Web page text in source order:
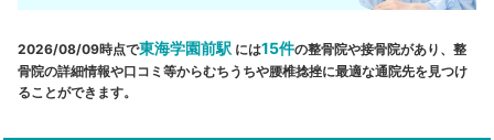
2026/08/09時点で東海学園前駅 には15件の整骨院や接骨院があり、整
骨院の詳細情報や口コミ等からむちうちや腰椎捻挫に最適な通院先を見つけ
ることができます。